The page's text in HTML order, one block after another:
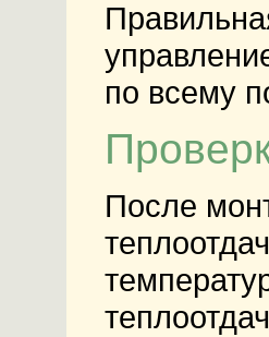
по всему
После